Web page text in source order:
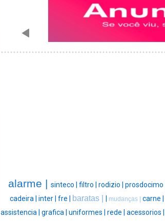
alarme | sinteco | filtro | rodizio | prosdocimo |
cadeira | inter | fre | baratas | mudanças | carne |
assistencia | grafica | uniformes | rede | acessorios |